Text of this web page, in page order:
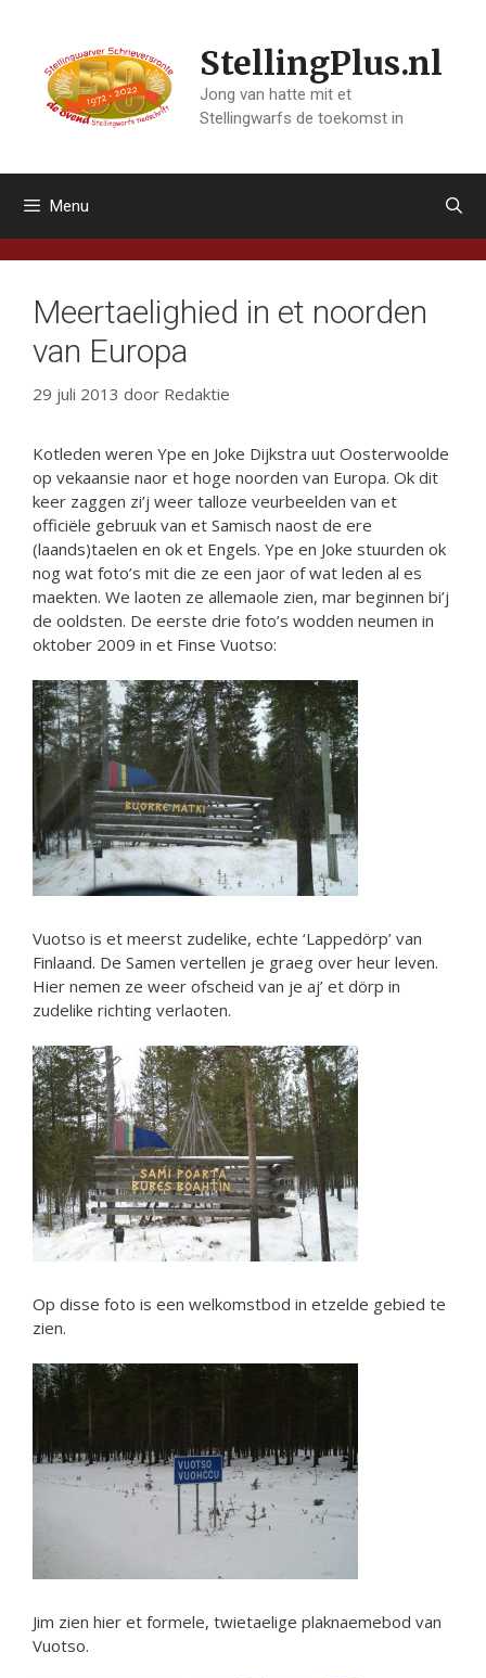
inhoud
StellingPlus.nl
Jong van hatte mit et
Stellingwarfs de toekomst in
Menu
Meertaelighied in et noorden
van Europa
29 juli 2013 door Redaktie
Kotleden weren Ype en Joke Dijkstra uut Oosterwoolde
op vekaansie naor et hoge noorden van Europa. Ok dit
keer zaggen zi’j weer talloze veurbeelden van et
officiële gebruuk van et Samisch naost de ere
(laands)taelen en ok et Engels. Ype en Joke stuurden ok
nog wat foto’s mit die ze een jaor of wat leden al es
maekten. We laoten ze allemaole zien, mar beginnen bi’j
de ooldsten. De eerste drie foto’s wodden neumen in
oktober 2009 in et Finse Vuotso:
Vuotso is et meerst zudelike, echte ‘Lappedörp’ van
Finlaand. De Samen vertellen je graeg over heur leven.
Hier nemen ze weer ofscheid van je aj’ et dörp in
zudelike richting verlaoten.
Op disse foto is een welkomstbod in etzelde gebied te
zien.
Jim zien hier et formele, twietaelige plaknaemebod van
Vuotso.